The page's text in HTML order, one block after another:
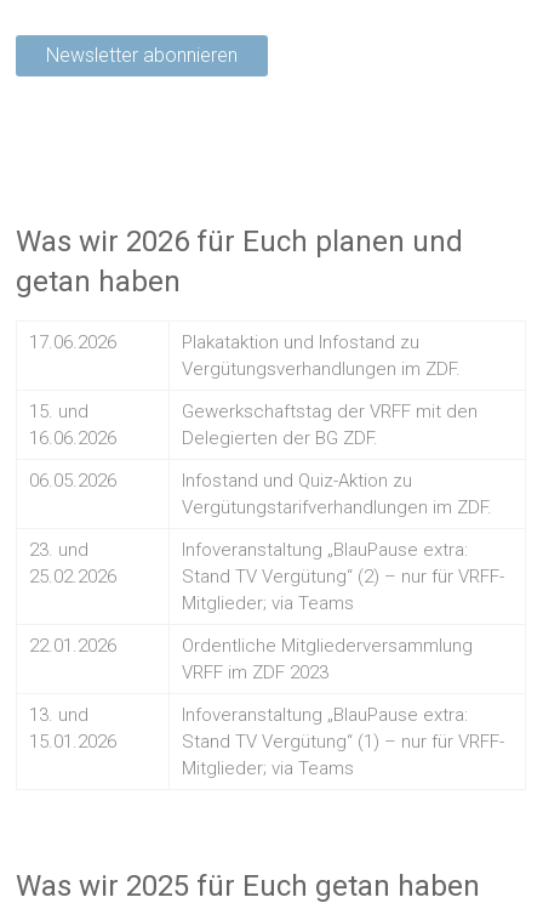
Was wir 2026 für Euch planen und
getan haben
17.06.2026
Plakataktion und Infostand zu
Vergütungsverhandlungen im ZDF.
15. und
16.06.2026
Gewerkschaftstag der VRFF mit den
Delegierten der BG ZDF.
06.05.2026
Infostand und Quiz-Aktion zu
Vergütungstarifverhandlungen im ZDF.
23. und
25.02.2026
Infoveranstaltung „BlauPause extra:
Stand TV Vergütung“ (2) – nur für VRFF-
Mitglieder; via Teams
22.01.2026
Ordentliche Mitgliederversammlung
VRFF im ZDF 2023
13. und
15.01.2026
Infoveranstaltung „BlauPause extra:
Stand TV Vergütung“ (1) – nur für VRFF-
Mitglieder; via Teams
Was wir 2025 für Euch getan haben